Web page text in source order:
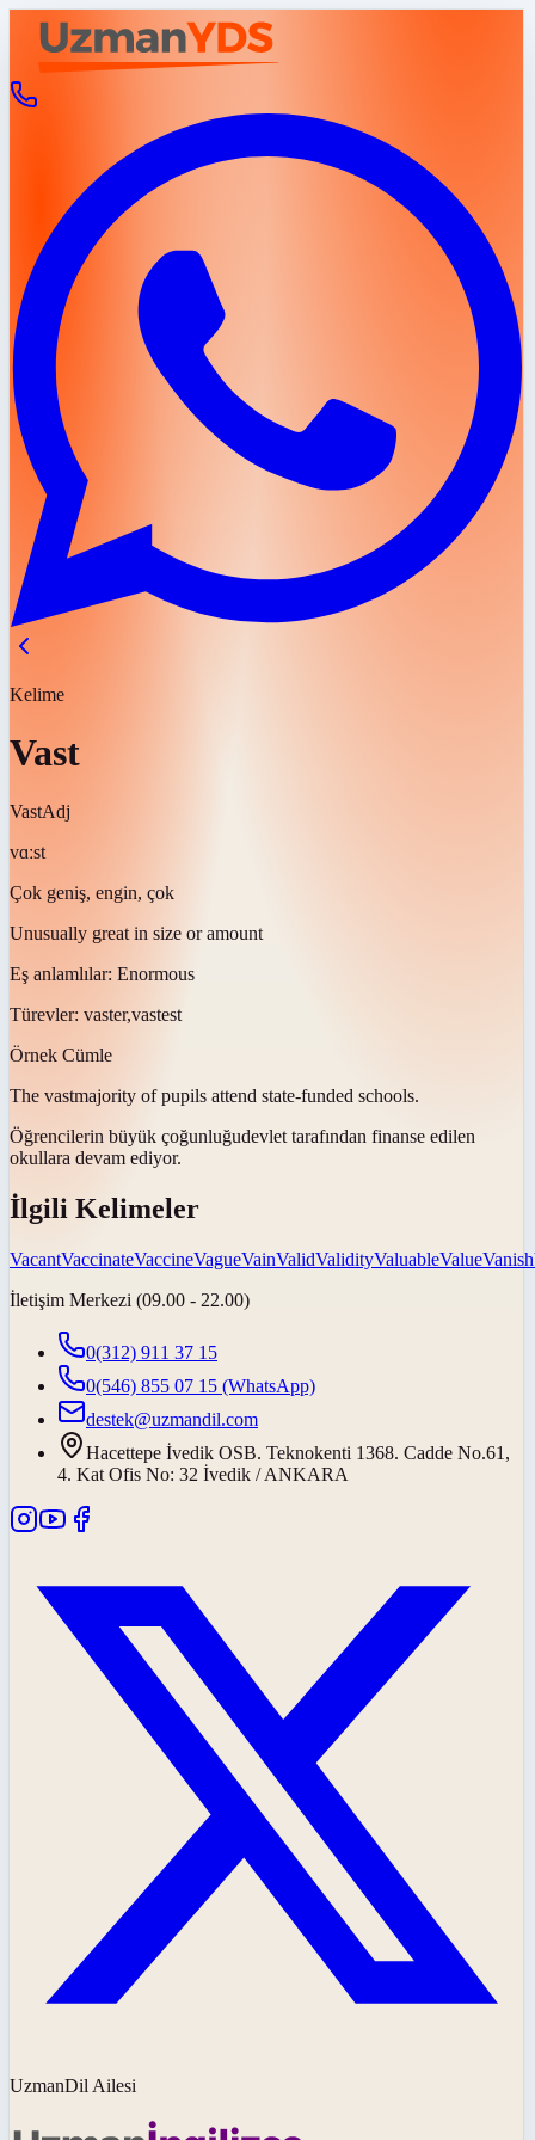
Kelime
Vast
VastAdj
vɑːst
Çok geniş, engin, çok
Unusually great in size or amount
Eş anlamlılar: Enormous
Türevler: vaster,vastest
Örnek Cümle
The vastmajority of pupils attend state-funded schools.
Öğrencilerin büyük çoğunluğudevlet tarafından finanse edilen
okullara devam ediyor.
İlgili Kelimeler
VacantVaccinateVaccineVagueVainValidValidityValuableValueVanish
İletişim Merkezi (09.00 - 22.00)
0(312) 911 37 15
0(546) 855 07 15 (WhatsApp)
destek@uzmandil.com
Hacettepe İvedik OSB. Teknokenti 1368. Cadde No.61,
4. Kat Ofis No: 32 İvedik / ANKARA
UzmanDil Ailesi